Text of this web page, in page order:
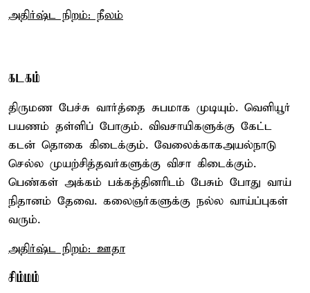
அதிர்ஷ்ட நிறம்: நீலம்
கடகம்
திருமண பேச்சு வார்த்தை சுபமாக முடியும். வெளியூர்
பயணம் தள்ளிப் போகும். விவசாயிகளுக்கு கேட்ட
கடன் தொகை கிடைக்கும். வேலைக்காகஅயல்நாடு
செல்ல முயற்சித்தவர்களுக்கு விசா கிடைக்கும்.
பெண்கள் அக்கம் பக்கத்தினரிடம் பேசும் போது வாய்
நிதானம் தேவை. கலைஞர்களுக்கு நல்ல வாய்ப்புகள்
வரும்.
அதிர்ஷ்ட நிறம்: ஊதா
சிம்மம்